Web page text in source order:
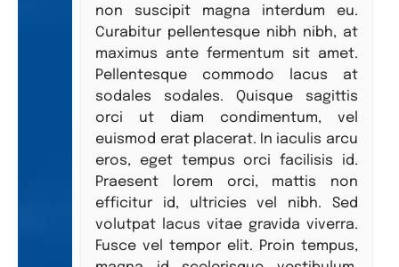
non suscipit magna interdum eu.
Curabitur pellentesque nibh nibh, at
maximus ante fermentum sit amet.
Pellentesque commodo lacus at
sodales sodales. Quisque sagittis
orci ut diam condimentum, vel
euismod erat placerat. In iaculis arcu
eros, eget tempus orci facilisis id.
Praesent lorem orci, mattis non
efficitur id, ultricies vel nibh. Sed
volutpat lacus vitae gravida viverra.
Fusce vel tempor elit. Proin tempus,